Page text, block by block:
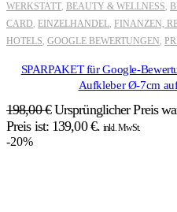
WERKSTATT, BEAUTY & WELLNESS,
CARD, EINZELHANDEL, FINANZEN,
HOTELS, GOOGLE BEWERTUNGEN,
SPARPAKET für Google-
Aufkleber Ø-7cm
198,00€ Ursprünglicher Preis
Preis ist: 139,00 €. inkl. MwSt.
-20%